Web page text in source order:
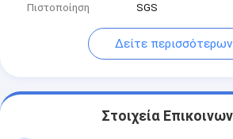
Πιστοποίηση
SGS
Δείτε περισσότερων
Στοιχεία